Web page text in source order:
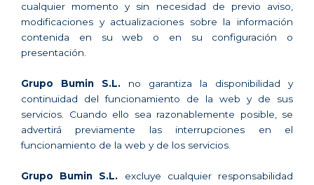
cualquier momento y sin necesidad de previo aviso,
modificaciones y actualizaciones sobre la información
contenida en su web o en su configuración o
presentación.
Grupo Bumin S.L. no garantiza la disponibilidad y
continuidad del funcionamiento de la web y de sus
servicios. Cuando ello sea razonablemente posible, se
advertirá previamente las interrupciones en el
funcionamiento de la web y de los servicios.
Grupo Bumin S.L. excluye cualquier responsabilidad